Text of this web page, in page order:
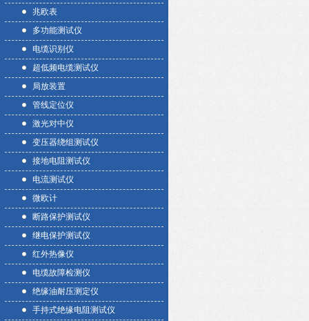
兆欧表
多功能测试仪
电缆识别仪
超低频电缆测试仪
局放装置
管线定位仪
激光对中仪
变压器绕组测试仪
接地电阻测试仪
电流测试仪
微欧计
断路保护测试仪
继电保护测试仪
红外热像仪
电缆故障检测仪
绝缘油耐压测定仪
手持式绝缘电阻测试仪